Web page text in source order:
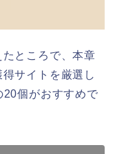
ところで、本章
サイトを厳選し
個がおすすめで